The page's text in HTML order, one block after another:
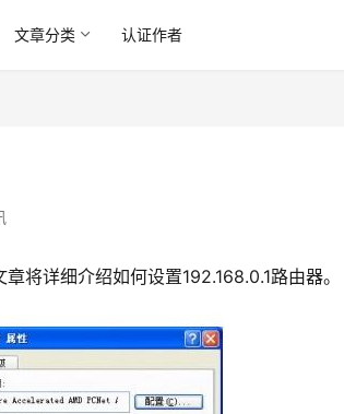
文章分类 认证作者
将详细介绍如何设置192.168.0.1路由器。